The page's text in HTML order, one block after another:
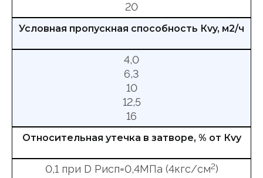
20
Условная пропускная способность Кvy, м2/ч
4,0
6,3
10
12,5
16
Относительная утечка в затворе, % от Кvy
0,1 при D Рисп=0,4МПа (4кгс/см2)